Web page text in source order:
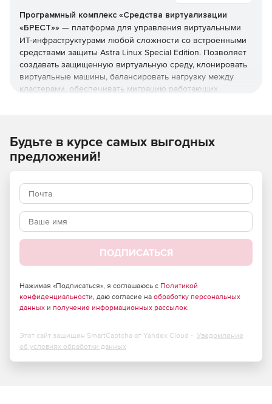
Программный комплекс «Средства виртуализации
«БРЕСТ»» — платформа для управления виртуальными
ИТ-инфраструктурами любой сложности со встроенными
средствами защиты Astra Linux Special Edition. Позволяет
создавать защищенную виртуальную среду, клонировать
виртуальные машины, балансировать нагрузку между
кластерами, обеспечивать миграцию работающих
Топ-3 преимуществ ПК СВ «Брест»:
Серверная и облачная виртуализация.
Поддерживает все уровни конфиденциальности.
Полноценное решение для ЦОД
Функционал:
Централизованное управление из интерфейса:
Группами виртуальных машин (далее ВМ);
Будьте в курсе самых выгодных
предложений!
ПОДПИСАТЬСЯ
Нажимая «Подписаться», я соглашаюсь с Политикой
конфиденциальности, даю согласие на обработку персональных
данных и получение информационных рассылок.
Этот сайт защищен SmartCaptcha от Yandex Cloud - Уведомление
об условиях обработки данных